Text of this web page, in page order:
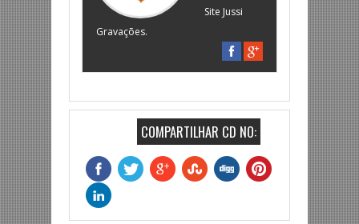
Site Jussi
Gravações.
COMPARTILHAR CD NO: